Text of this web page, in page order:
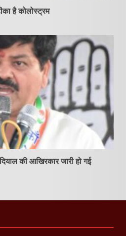
है कोलोस्ट्रम
की आखिरकार जारी हो गई